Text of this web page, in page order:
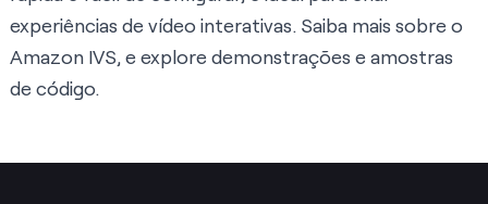
experiências de vídeo interativas. Saiba mais sobre o
Amazon IVS, e explore demonstrações e amostras
de código.